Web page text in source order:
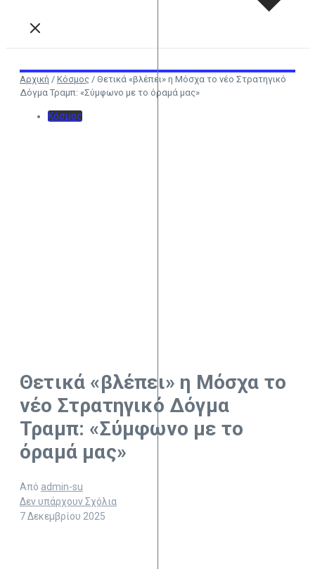
Αρχική / Κόσμος / Θετικά «βλέπει» η Μόσχα το νέο Στρατηγικό
Δόγμα Τραμπ: «Σύμφωνο με το όραμά μας»
Κόσμος
Θετικά «βλέπει» η Μόσχα το
νέο Στρατηγικό Δόγμα
Τραμπ: «Σύμφωνο με το
όραμά μας»
Από admin-su
Δεν υπάρχουν Σχόλια
7 Δεκεμβρίου 2025